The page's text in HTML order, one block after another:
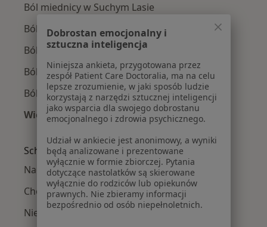
Ból miednicy w Suchym Lasie
Ból miednicy w Swarzędzu
Ból miednicy w Wrześni
Ból miednicy w Skórzewie
Ból miednicy w Luboniu
Więcej (12)
Więcej w kategorii: W pobliżu Poznania
Schorzenia w Poznaniu
Nadciśnienie tętnicze w Poznaniu
Choroba niedokrwienna serca w Poznaniu
Niewydolność serca w Poznaniu
Dobrostan emocjonalny i
sztuczna inteligencja
Niniejsza ankieta, przygotowana przez
zespół Patient Care Doctoralia, ma na celu
lepsze zrozumienie, w jaki sposób ludzie
korzystają z narzędzi sztucznej inteligencji
jako wsparcia dla swojego dobrostanu
emocjonalnego i zdrowia psychicznego.
Udział w ankiecie jest anonimowy, a wyniki
będą analizowane i prezentowane
wyłącznie w formie zbiorczej. Pytania
dotyczące nastolatków są skierowane
wyłącznie do rodziców lub opiekunów
prawnych. Nie zbieramy informacji
bezpośrednio od osób niepełnoletnich.